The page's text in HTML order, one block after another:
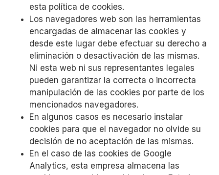
esta política de cookies.
Los navegadores web son las herramientas
encargadas de almacenar las cookies y
desde este lugar debe efectuar su derecho a
eliminación o desactivación de las mismas.
Ni esta web ni sus representantes legales
pueden garantizar la correcta o incorrecta
manipulación de las cookies por parte de los
mencionados navegadores.
En algunos casos es necesario instalar
cookies para que el navegador no olvide su
decisión de no aceptación de las mismas.
En el caso de las cookies de Google
Analytics, esta empresa almacena las